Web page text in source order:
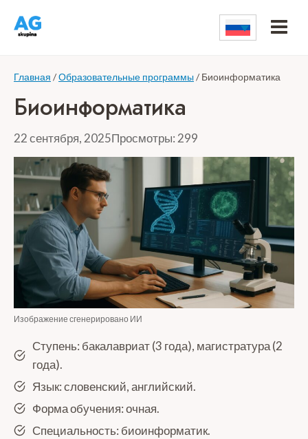
Главная /Образовательные программы/ Биоинформатика
Биоинформатика
22 сентября, 2025Просмотры: 299
Изображение сгенерировано ИИ
Ступень: бакалавриат (3 года), магистратура (2
года).
Язык: словенский, английский.
Форма обучения: очная.
Специальность: биоинформатик.